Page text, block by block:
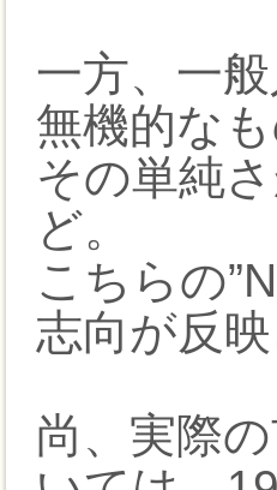
一方、一
無機的なも
その単純
ど。
こちらの
志向が反
尚、実際